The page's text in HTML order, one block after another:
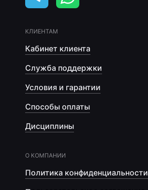
КЛИЕНТАМ
Кабинет клиента
Служба поддержки
Условия и гарантии
Способы оплаты
Дисциплины
О КОМПАНИИ
Политика конфиденциальности